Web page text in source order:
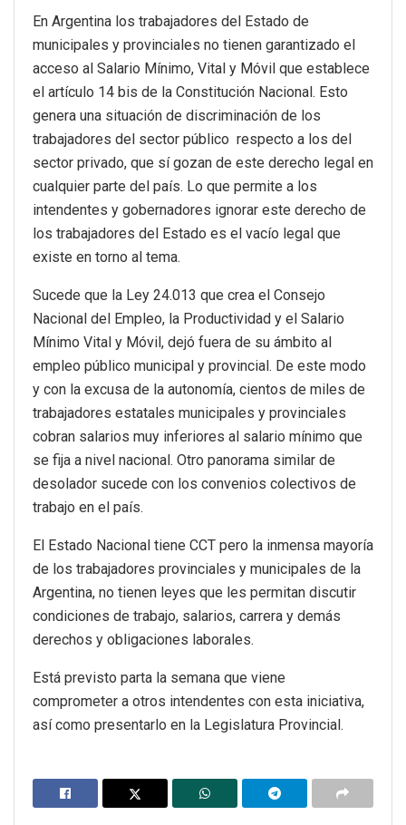
En Argentina los trabajadores del Estado de
municipales y provinciales no tienen garantizado el
acceso al Salario Mínimo, Vital y Móvil que establece
el artículo 14 bis de la Constitución Nacional. Esto
genera una situación de discriminación de los
trabajadores del sector público respecto a los del
sector privado, que sí gozan de este derecho legal en
cualquier parte del país. Lo que permite a los
intendentes y gobernadores ignorar este derecho de
los trabajadores del Estado es el vacío legal que
existe en torno al tema.
Sucede que la Ley 24.013 que crea el Consejo
Nacional del Empleo, la Productividad y el Salario
Mínimo Vital y Móvil, dejó fuera de su ámbito al
empleo público municipal y provincial. De este modo
y con la excusa de la autonomía, cientos de miles de
trabajadores estatales municipales y provinciales
cobran salarios muy inferiores al salario mínimo que
se fija a nivel nacional. Otro panorama similar de
desolador sucede con los convenios colectivos de
trabajo en el país.
El Estado Nacional tiene CCT pero la inmensa mayoría
de los trabajadores provinciales y municipales de la
Argentina, no tienen leyes que les permitan discutir
condiciones de trabajo, salarios, carrera y demás
derechos y obligaciones laborales.
Está previsto parta la semana que viene
comprometer a otros intendentes con esta iniciativa,
así como presentarlo en la Legislatura Provincial.